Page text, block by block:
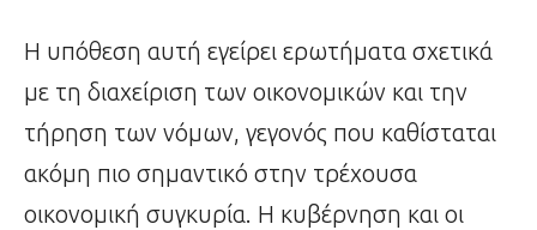
Η υπόθεση αυτή εγείρει ερωτήματα σχετικά
με τη διαχείριση των οικονομικών και την
τήρηση των νόμων, γεγονός που καθίσταται
ακόμη πιο σημαντικό στην τρέχουσα
οικονομική συγκυρία. Η κυβέρνηση και οι